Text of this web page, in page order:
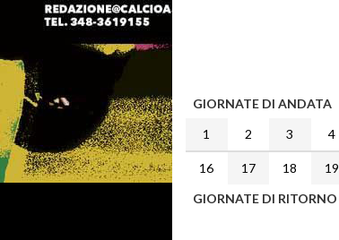
GIORNATE DI ANDATA
1
2 3 4
16 17 18 19
GIORNATE DI RITORNO